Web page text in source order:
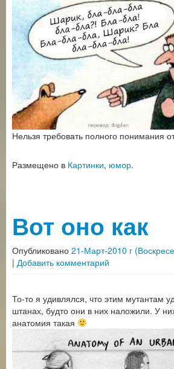
Нельзя требовать полного понимания
Размещено в Картинки, юмор.
Вот оно как
Опубликовано 21-Март-2010 г
| Добавить комментарий
То-то я удивлялся, что этим мутантам
штанах, будто они в них наложили. У
анатомия такая